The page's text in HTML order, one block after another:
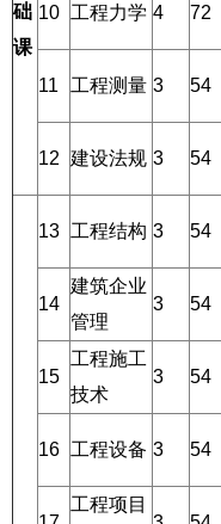
础
课
10 工程力学 4 72
11 工程测量 3 54
12 建设法规 3 54
13 工程结构 3 54
14
建筑企业
管理
3 54
15
工程施工
技术
3 54
16 工程设备 3 54
工程项目